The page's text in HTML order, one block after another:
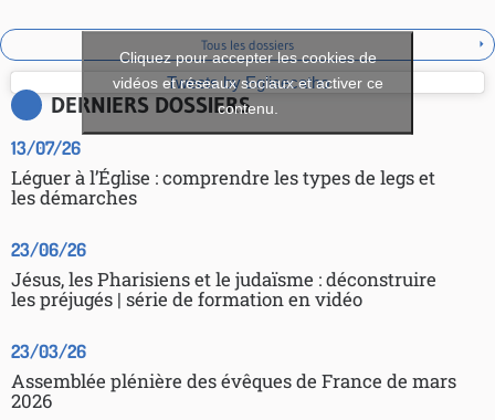
Tous les dossiers
Tweets by Eglisecatho
Cliquez pour accepter les cookies de
vidéos et réseaux sociaux et activer ce
contenu.
DERNIERS DOSSIERS
13/07/26
Léguer à l’Église : comprendre les types de legs et
les démarches
23/06/26
Jésus, les Pharisiens et le judaïsme : déconstruire
les préjugés | série de formation en vidéo
23/03/26
Assemblée plénière des évêques de France de mars
2026